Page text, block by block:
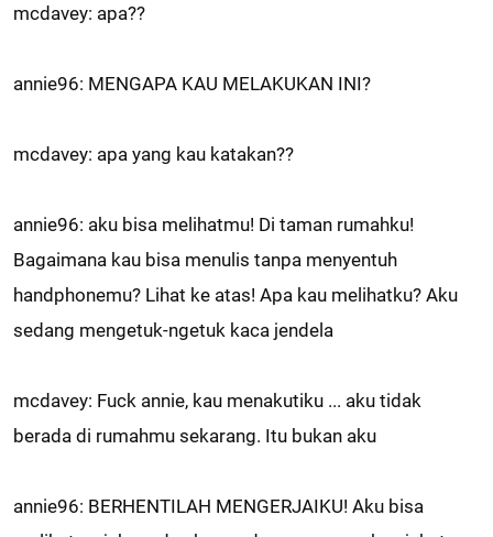
mcdavey: apa??
annie96: MENGAPA KAU MELAKUKAN INI?
mcdavey: apa yang kau katakan??
annie96: aku bisa melihatmu! Di taman rumahku!
Bagaimana kau bisa menulis tanpa menyentuh
handphonemu? Lihat ke atas! Apa kau melihatku? Aku
sedang mengetuk-ngetuk kaca jendela
mcdavey: Fuck annie, kau menakutiku ... aku tidak
berada di rumahmu sekarang. Itu bukan aku
annie96: BERHENTILAH MENGERJAIKU! Aku bisa